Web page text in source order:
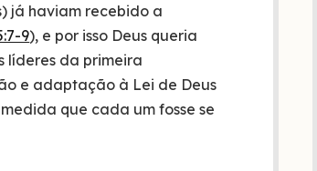
já haviam recebido a
9), e por isso Deus queria
líderes da primeira
e adaptação à Lei de Deus
que cada um fosse se